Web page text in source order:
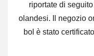
riportate di
olandesi. Il negozio
bol è stato